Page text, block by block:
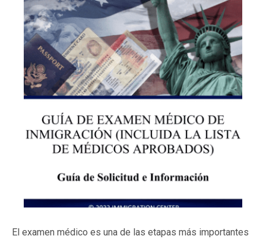
El examen médico es una de las etapas más importantes